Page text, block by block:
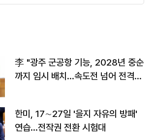
李 "광주 군공항 기능, 2028년 중순
까지 임시 배치…속도전 넘어 전격
한미, 17∼27일 '을지 자유의 방패'
연습…전작권 전환 시험대